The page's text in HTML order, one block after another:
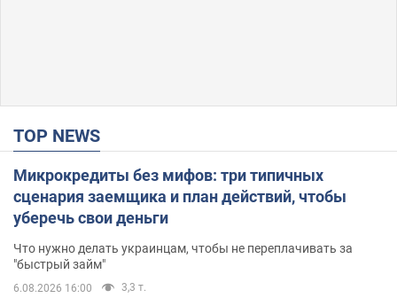
TOP NEWS
Микрокредиты без мифов: три типичных
сценария заемщика и план действий, чтобы
уберечь свои деньги
Что нужно делать украинцам, чтобы не переплачивать за
"быстрый займ"
6.08.2026 16:00 3,3 т.